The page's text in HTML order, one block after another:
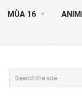
MÙA 16